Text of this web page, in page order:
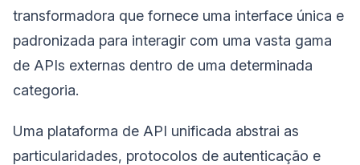
transformadora que fornece uma interface única e
padronizada para interagir com uma vasta gama
de APIs externas dentro de uma determinada
categoria.
Uma plataforma de API unificada abstrai as
particularidades, protocolos de autenticação e